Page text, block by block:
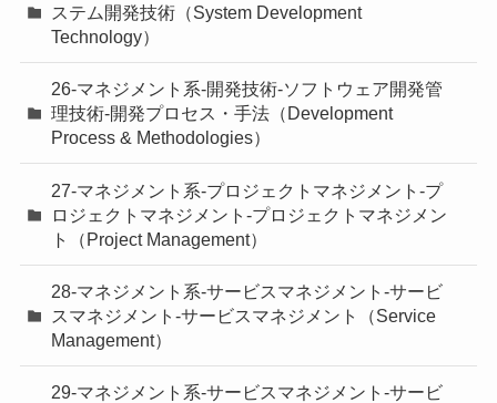
ステム開発技術（System Development
Technology）
26-マネジメント系-開発技術-ソフトウェア開発管
理技術-開発プロセス・手法（Development
Process & Methodologies）
27-マネジメント系-プロジェクトマネジメント-プ
ロジェクトマネジメント-プロジェクトマネジメン
ト（Project Management）
28-マネジメント系-サービスマネジメント-サービ
スマネジメント-サービスマネジメント（Service
Management）
29-マネジメント系-サービスマネジメント-サービ